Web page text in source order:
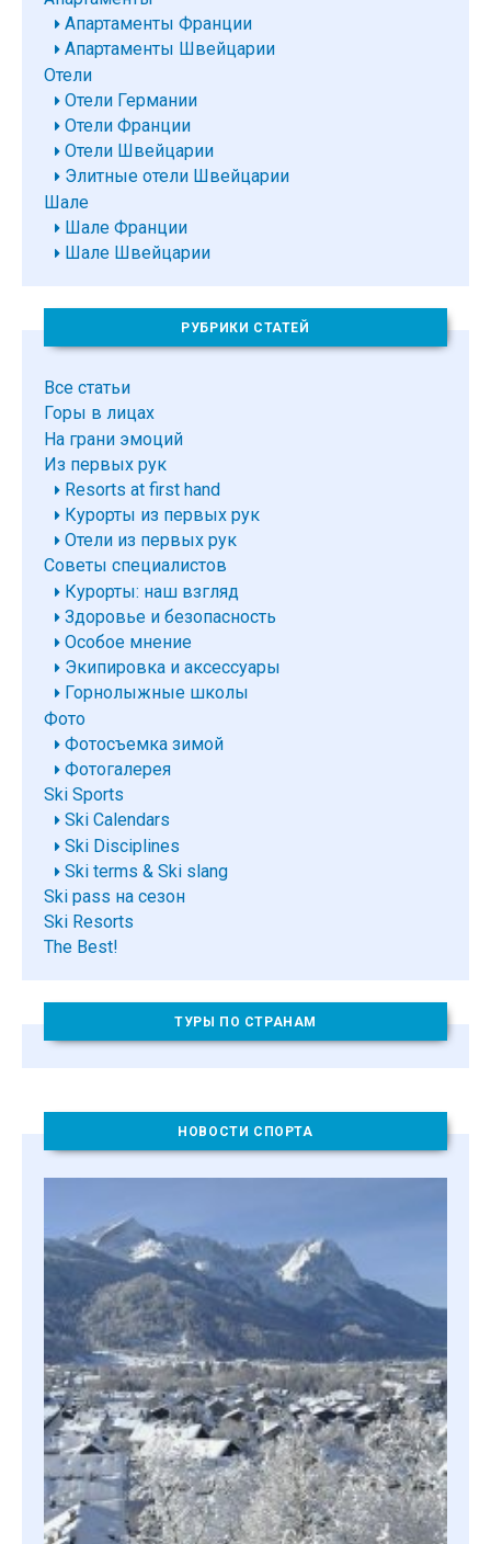
Апартаменты Франции
Апартаменты Швейцарии
Отели
Отели Германии
Отели Франции
Отели Швейцарии
Элитные отели Швейцарии
Шале
Шале Франции
Шале Швейцарии
РУБРИКИ СТАТЕЙ
Все статьи
Горы в лицах
На грани эмоций
Из первых рук
Resorts at first hand
Курорты из первых рук
Отели из первых рук
Советы специалистов
Курорты: наш взгляд
Здоровье и безопасность
Особое мнение
Экипировка и аксессуары
Горнолыжные школы
Фото
Фотосъемка зимой
Фотогалерея
Ski Sports
Ski Calendars
Ski Disciplines
Ski terms & Ski slang
Ski pass на сезон
Ski Resorts
The Best!
ТУРЫ ПО СТРАНАМ
НОВОСТИ СПОРТА